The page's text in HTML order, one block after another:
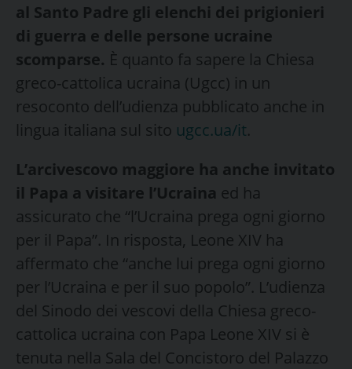
al Santo Padre gli elenchi dei prigionieri
di guerra e delle persone ucraine
scomparse. È quanto fa sapere la Chiesa
greco-cattolica ucraina (Ugcc) in un
resoconto dell’udienza pubblicato anche in
lingua italiana sul sito ugcc.ua/it.
L’arcivescovo maggiore ha anche invitato
il Papa a visitare l’Ucraina ed ha
assicurato che “l’Ucraina prega ogni giorno
per il Papa”. In risposta, Leone XIV ha
affermato che “anche lui prega ogni giorno
per l’Ucraina e per il suo popolo”. L’udienza
del Sinodo dei vescovi della Chiesa greco-
cattolica ucraina con Papa Leone XIV si è
tenuta nella Sala del Concistoro del Palazzo